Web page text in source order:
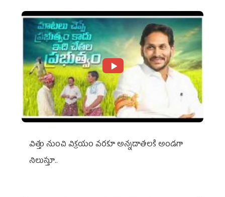
విత్తు నుంచి విక్రయం వరకూ అన్నదాతలకి అండగా
నిలుస్తూ..